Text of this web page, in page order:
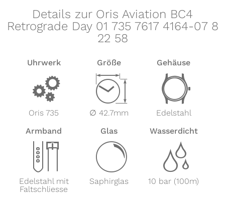
Details zur Oris Aviation BC4
Retrograde Day 01 735 7617 4164-07 8
22 58
Uhrwerk
v
Oris 735
Größe
Z
∅ 42.7mm
Gehäuse
w
Edelstahl
Armband
x
Edelstahl mit
Faltschliesse
Glas
y
Saphirglas
Wasserdicht
z
10 bar (100m)